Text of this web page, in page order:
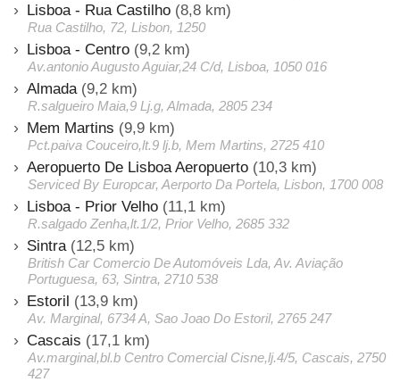
Lisboa - Rua Castilho (8,8 km)
Rua Castilho, 72, Lisbon, 1250
Lisboa - Centro (9,2 km)
Av.antonio Augusto Aguiar,24 C/d, Lisboa, 1050 016
Almada (9,2 km)
R.salgueiro Maia,9 Lj.g, Almada, 2805 234
Mem Martins (9,9 km)
Pct.paiva Couceiro,lt.9 lj.b, Mem Martins, 2725 410
Aeropuerto De Lisboa Aeropuerto (10,3 km)
Serviced By Europcar, Aerporto Da Portela, Lisbon, 1700 008
Lisboa - Prior Velho (11,1 km)
R.salgado Zenha,lt.1/2, Prior Velho, 2685 332
Sintra (12,5 km)
British Car Comercio De Automóveis Lda, Av. Aviação
Portuguesa, 63, Sintra, 2710 538
Estoril (13,9 km)
Av. Marginal, 6734 A, Sao Joao Do Estoril, 2765 247
Cascais (17,1 km)
Av.marginal,bl.b Centro Comercial Cisne,lj.4/5, Cascais, 2750
427